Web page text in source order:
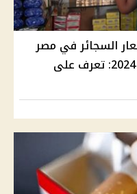
السجائر في مصر
اليوم بعد آخر زيادة في نوفمبر 2024: تعرف على